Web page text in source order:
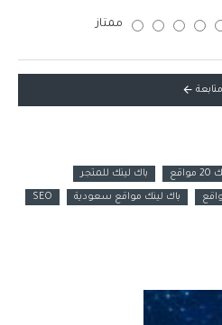
ممتاز
متابعة
باك لينك للمتجر
باك لينك مواقع سعودية SEO